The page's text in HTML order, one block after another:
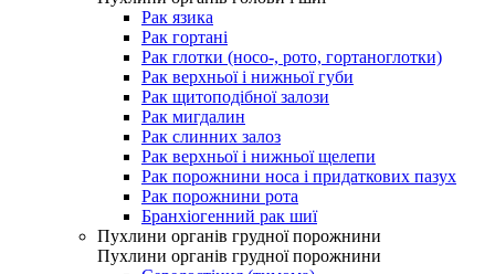
Рак язика
Рак гортані
Рак глотки (носо-, рото, гортаноглотки)
Рак верхньої і нижньої губи
Рак щитоподібної залози
Рак мигдалин
Рак слинних залоз
Рак верхньої і нижньої щелепи
Рак порожнини носа і придаткових пазух
Рак порожнини рота
Бранхіогенний рак шиї
Пухлини органів грудної порожнини
Пухлини органів грудної порожнини